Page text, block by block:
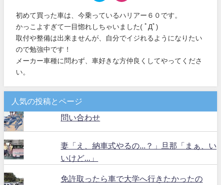
初めて買った車は、今乗っているハリアー６０です。
かっこよすぎて一目惚れしちゃいました( ﾟДﾟ)
取付や整備は出来ませんが、自分でイジれるようになりたい
ので勉強中です！
メーカー車種に問わず、車好きな方仲良くしてやってくださ
い。
人気の投稿とページ
問い合わせ
妻「え、納車式やるの...？」旦那「まぁ、い
いけど...」
免許取ったら車で大学へ行きたかったの